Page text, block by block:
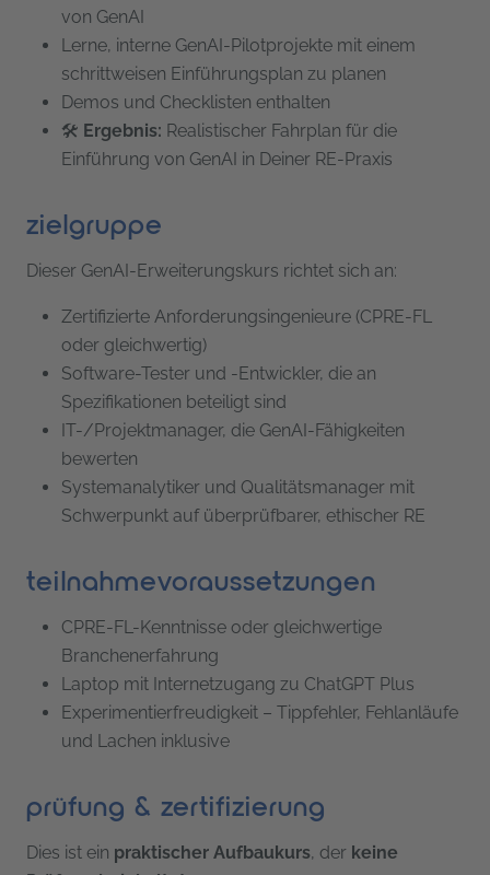
von GenAI
Lerne, interne GenAI-Pilotprojekte mit einem
schrittweisen Einführungsplan zu planen
Demos und Checklisten enthalten
🛠 Ergebnis: Realistischer Fahrplan für die
Einführung von GenAI in Deiner RE-Praxis
zielgruppe
Dieser GenAI-Erweiterungskurs richtet sich an:
Zertifizierte Anforderungsingenieure (CPRE-FL
oder gleichwertig)
Software-Tester und -Entwickler, die an
Spezifikationen beteiligt sind
IT-/Projektmanager, die GenAI-Fähigkeiten
bewerten
Systemanalytiker und Qualitätsmanager mit
Schwerpunkt auf überprüfbarer, ethischer RE
teilnahmevoraussetzungen
CPRE-FL-Kenntnisse oder gleichwertige
Branchenerfahrung
Laptop mit Internetzugang zu ChatGPT Plus
Experimentierfreudigkeit – Tippfehler, Fehlanläufe
und Lachen inklusive
prüfung & zertifizierung
Dies ist ein praktischer Aufbaukurs, der keine